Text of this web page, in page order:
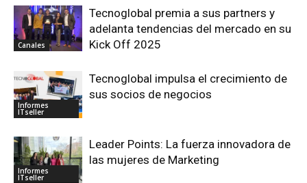
Canales
Tecnoglobal premia a sus partners y
adelanta tendencias del mercado en su
Kick Off 2025
Informes
ITseller
Tecnoglobal impulsa el crecimiento de
sus socios de negocios
Informes
ITseller
Leader Points: La fuerza innovadora de
las mujeres de Marketing